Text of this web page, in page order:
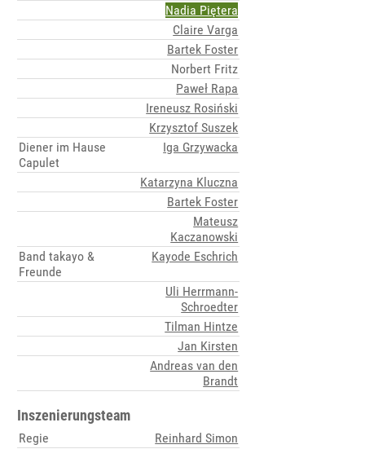
Nadia Piętera
Claire Varga
Bartek Foster
Norbert Fritz
Paweł Rapa
Ireneusz Rosiński
Krzysztof Suszek
Diener im Hause
Capulet
Iga Grzywacka
Katarzyna Kluczna
Bartek Foster
Mateusz
Kaczanowski
Band takayo &
Freunde
Kayode Eschrich
Uli Herrmann-
Schroedter
Tilman Hintze
Jan Kirsten
Andreas van den
Brandt
Inszenierungsteam
Regie
Reinhard Simon